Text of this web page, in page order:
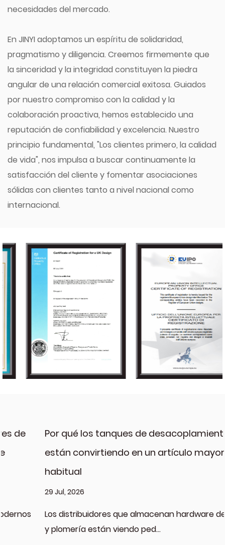
necesidades del mercado.
En JINYI adoptamos un espíritu de solidaridad,
pragmatismo y diligencia. Creemos firmemente que
la sinceridad y la integridad constituyen la piedra
angular de una relación comercial exitosa. Guiados
por nuestro compromiso con la calidad y la
colaboración proactiva, hemos establecido una
reputación de confiabilidad y excelencia. Nuestro
principio fundamental, "Los clientes primero, la calidad
de vida", nos impulsa a buscar continuamente la
satisfacción del cliente y fomentar asociaciones
sólidas con clientes tanto a nivel nacional como
internacional.
Por qué los tanques de desacoplamiento se
están convirtiendo en un artículo mayorista
29 Jul, 2026
Los distribuidores que almacenan hardware de HVAC
y plomería están viendo ped...